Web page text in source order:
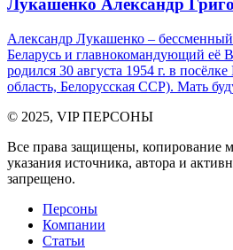
Лукашенко Александр
Александр Лукашенко –
Беларусь и главнокомандующий её
родился 30 августа 1954 г. в
область, Белорусская ССР). Мать
© 2025, VIP ПЕРСОНЫ
Все права защищены, копирование
указания источника, автора и
запрещено.
Персоны
Компании
Статьи